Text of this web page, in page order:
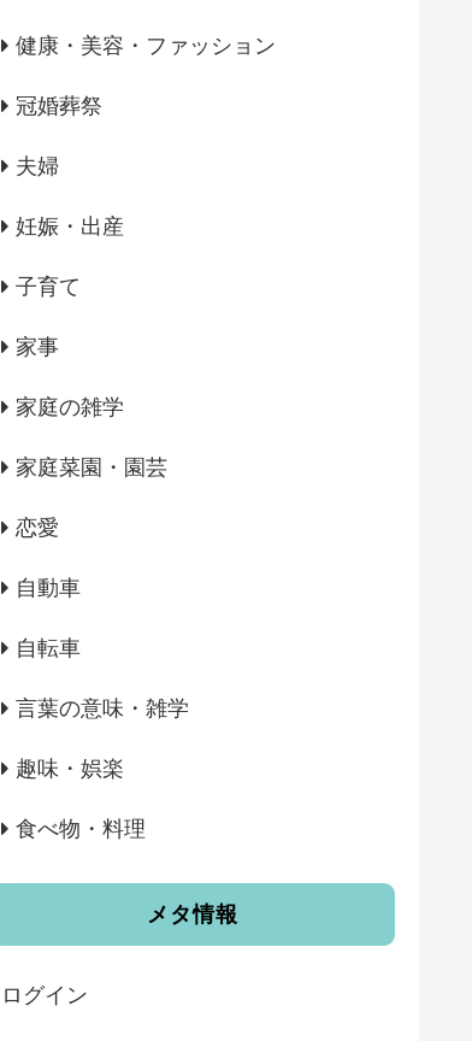
健康・美容・ファッション
冠婚葬祭
夫婦
妊娠・出産
子育て
家事
家庭の雑学
家庭菜園・園芸
恋愛
自動車
自転車
言葉の意味・雑学
趣味・娯楽
食べ物・料理
メタ情報
ログイン